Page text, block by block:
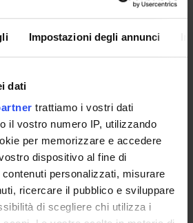
Impostazioni degli annunci
dati
trattiamo i vostri dati
il vostro numero IP, utilizzando
per memorizzare e accedere
dispositivo al fine di
personalizzati, misurare
ricercare il pubblico e sviluppare
di scegliere chi utilizza i
le seguenti abilità:
concetti scientifici
di un testo argomentativo
principali.
problemi epistemologici e metafisici
esplorerà questioni come la
spiegazione in biologia, lo sviluppo
adattamento e funzione e l'analisi di
selezione naturale, specie ed